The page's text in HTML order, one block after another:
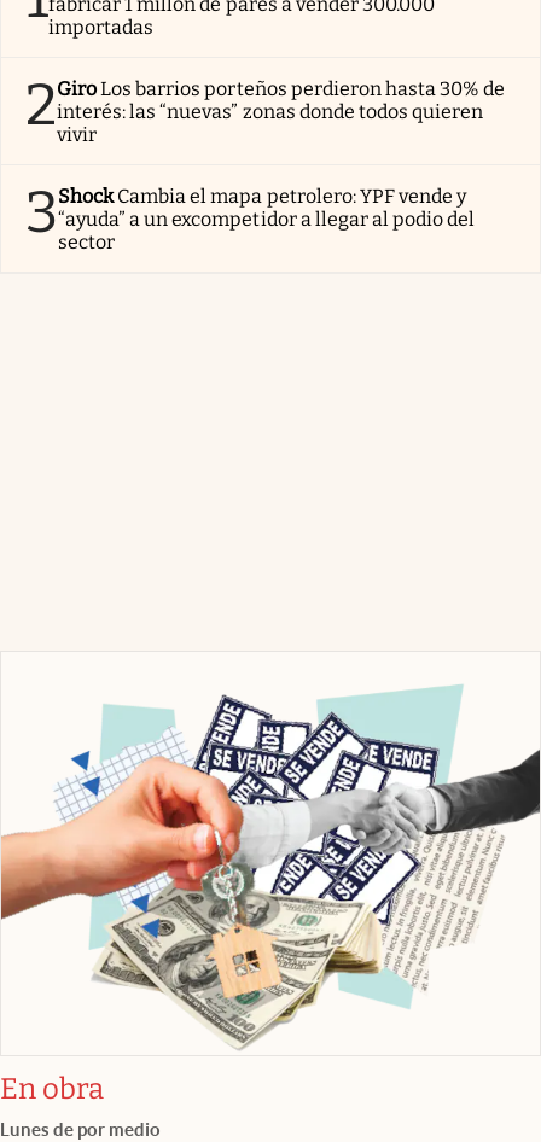
importadas
2GiroLos barrios porteños perdieron hasta 30% de
interés: las “nuevas” zonas donde todos quieren
vivir
3Shock Cambia el mapa petrolero: YPF vende y
“ayuda” a un excompetidor a llegar al podio del
sector
En obra
Lunes de por medio